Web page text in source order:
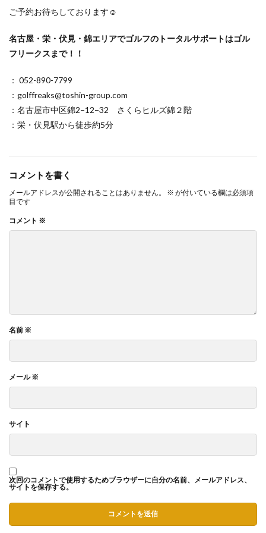
ご予約お待ちしております☺
名古屋・栄・伏見・錦エリアでゴルフのトータルサポートはゴル
フリークスまで！！
： 052-890-7799
：golffreaks@toshin-group.com
：名古屋市中区錦2−12−32 さくらヒルズ錦２階
：栄・伏見駅から徒歩約5分
コメントを書く
メールアドレスが公開されることはありません。 ※ が付いている欄は必須項
目です
コメント ※
名前 ※
メール※
サイト
次回のコメントで使用するためブラウザーに自分の名前、メールアドレス、
サイトを保存する。